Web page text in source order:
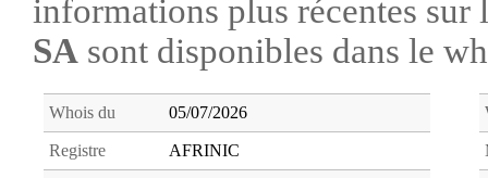
informations plus récentes
SA sont disponibles dans le
Whois du 05/07/2026
Registre AFRINIC